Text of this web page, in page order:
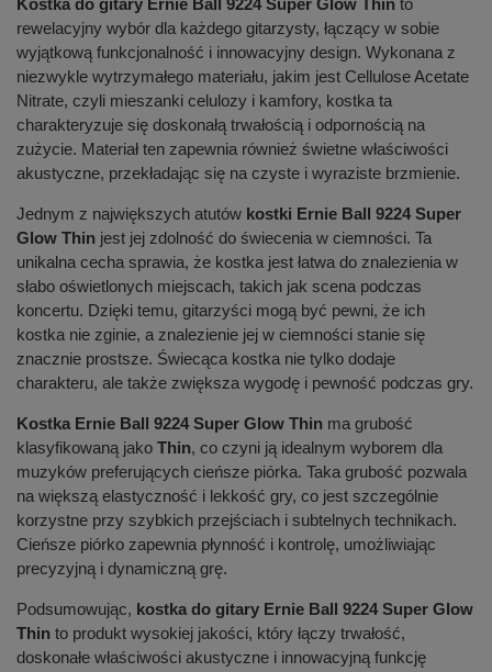
Kostka do gitary Ernie Ball 9224 Super Glow Thin to
rewelacyjny wybór dla każdego gitarzysty, łączący w sobie
wyjątkową funkcjonalność i innowacyjny design. Wykonana z
niezwykle wytrzymałego materiału, jakim jest Cellulose Acetate
Nitrate, czyli mieszanki celulozy i kamfory, kostka ta
charakteryzuje się doskonałą trwałością i odpornością na
zużycie. Materiał ten zapewnia również świetne właściwości
akustyczne, przekładając się na czyste i wyraziste brzmienie.
Jednym z największych atutów kostki Ernie Ball 9224 Super
Glow Thin jest jej zdolność do świecenia w ciemności. Ta
unikalna cecha sprawia, że kostka jest łatwa do znalezienia w
słabo oświetlonych miejscach, takich jak scena podczas
koncertu. Dzięki temu, gitarzyści mogą być pewni, że ich
kostka nie zginie, a znalezienie jej w ciemności stanie się
znacznie prostsze. Świecąca kostka nie tylko dodaje
charakteru, ale także zwiększa wygodę i pewność podczas gry.
Kostka Ernie Ball 9224 Super Glow Thin ma grubość
klasyfikowaną jako Thin, co czyni ją idealnym wyborem dla
muzyków preferujących cieńsze piórka. Taka grubość pozwala
na większą elastyczność i lekkość gry, co jest szczególnie
korzystne przy szybkich przejściach i subtelnych technikach.
Cieńsze piórko zapewnia płynność i kontrolę, umożliwiając
precyzyjną i dynamiczną grę.
Podsumowując, kostka do gitary Ernie Ball 9224 Super Glow
Thin to produkt wysokiej jakości, który łączy trwałość,
doskonałe właściwości akustyczne i innowacyjną funkcję